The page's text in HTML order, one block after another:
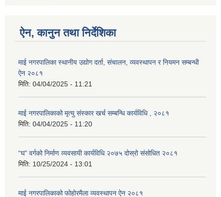
ऐन, कानुन तथा निर्देशिका
माई नगरपालिका स्थानीय उद्योग दर्ता, संचालन, व्यवस्थापन र नियमन सम्बन्धी
ऐन २०८१
मिति: 04/04/2025 - 11:21
माई नगरपालिकाको मृत्यु संस्कार खर्च सम्बन्धि कार्यविधि , २०८१
मिति: 04/04/2025 - 11:20
“घ” वर्गको निर्माण व्यवसायी कार्यविधि २०७५ दोस्रो संसोधित २०८१
मिति: 10/25/2024 - 13:01
माई नगरपालिकाको फोहोरमैला व्यवस्थापन ऐन २०८१